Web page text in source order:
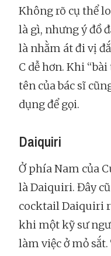
Không rõ cụ thể
là gì, nhưng ý đồ
là nhằm át đi vị
C dễ hơn. Khi
tên của bác sĩ
dụng để gọi.
Daiquiri
Ở phía Nam của
là Daiquiri. Đây
cocktail Daiquiri
khi một kỹ sư
làm việc ở mỏ